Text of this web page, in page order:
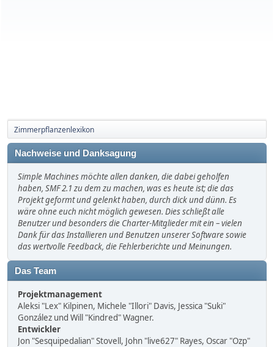
Zimmerpflanzenlexikon
Nachweise und Danksagung
Simple Machines möchte allen danken, die dabei geholfen
haben, SMF 2.1 zu dem zu machen, was es heute ist; die das
Projekt geformt und gelenkt haben, durch dick und dünn. Es
wäre ohne euch nicht möglich gewesen. Dies schließt alle
Benutzer und besonders die Charter-Mitglieder mit ein – vielen
Dank für das Installieren und Benutzen unserer Software sowie
das wertvolle Feedback, die Fehlerberichte und Meinungen.
Das Team
Projektmanagement
Aleksi "Lex" Kilpinen, Michele "Illori" Davis, Jessica "Suki"
González und Will "Kindred" Wagner.
Entwickler
Jon "Sesquipedalian" Stovell, John "live627" Rayes, Oscar "Ozp"